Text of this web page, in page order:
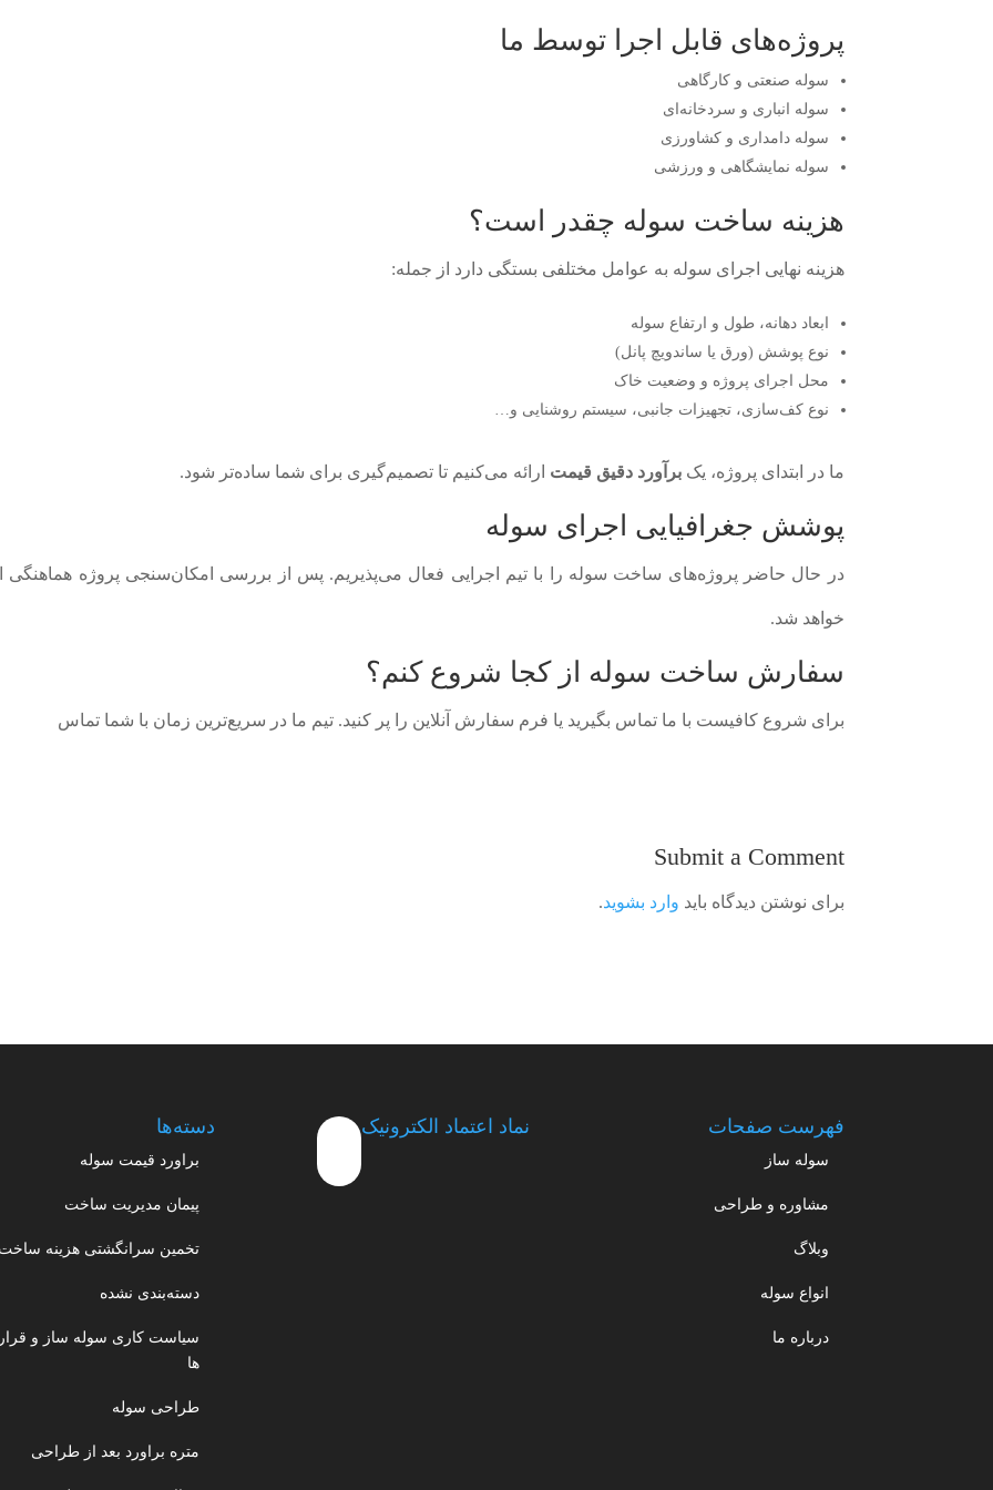
پروژه‌های قابل اجرا توسط ما
سوله صنعتی و کارگاهی
سوله انباری و سردخانه‌ای
سوله دامداری و کشاورزی
سوله نمایشگاهی و ورزشی
هزینه ساخت سوله چقدر است؟
هزینه نهایی اجرای سوله به عوامل مختلفی بستگی دارد از جمله:
ابعاد دهانه، طول و ارتفاع سوله
نوع پوشش (ورق یا ساندویچ پانل)
محل اجرای پروژه و وضعیت خاک
نوع کف‌سازی، تجهیزات جانبی، سیستم روشنایی و…
ما در ابتدای پروژه، یکبرآورد دقیق قیمت ارائه می‌کنیم تا تصمیم‌گیری برای شما ساده‌تر شود.
پوشش جغرافیایی اجرای سوله
در حال حاضر پروژه‌های ساخت سوله را با تیم اجرایی فعال می‌پذیریم. پس از بررسی امکان‌سنجی پروژه هماهنگی
خواهد شد.
سفارش ساخت سوله از کجا شروع کنم؟
برای شروع کافیست با ما تماس بگیرید یا فرم سفارش آنلاین را پر کنید. تیم ما در سریع‌ترین زمان با شما تماس
Submit a Comment
برای نوشتن دیدگاه باید وارد بشوید.
فهرست صفحات
سوله ساز
مشاوره و طراحی
وبلاگ
انواع سوله
درباره ما
نماد اعتماد الکترونیک دسته‌ها
براورد قیمت سوله
پیمان مدیریت ساخت
تخمین سرانگشتی هزینه
دسته‌بندی نشده
سیاست کاری سوله ساز و
ها
طراحی سوله
متره براورد بعد از طراحی